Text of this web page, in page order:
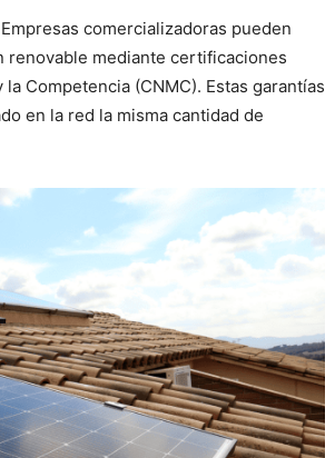
comercializadoras pueden
renovable mediante certificaciones
Competencia (CNMC). Estas garantías
en la red la misma cantidad de